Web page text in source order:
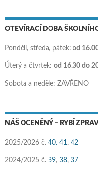
OTEVÍRACÍ DOBA
Pondělí, středa, pátek: od
Úterý a čtvrtek: od 16.30 do
Sobota a neděle: ZAVŘENO
NÁŠ OCENĚNÝ – RYBÍ
2025/2026 č. 40, 41, 42
2024/2025 č. 39, 38, 37